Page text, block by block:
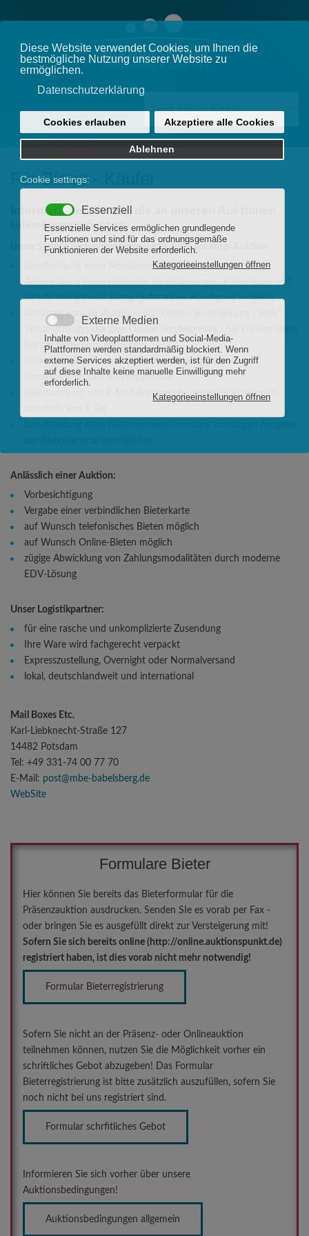
Für Bieter - Käufer
Informationen für alle, die an unseren Auktionen
teilnehmen möchten
Unser Service für Interessenten und Käufer vor einer Auktion
Bereitstellung eines Newsletters mit Informationen und
Ankündigung bevorstehender Versteigerungen, kostenloser und
verpflichtungsfreier Bezug (jederzeitige Kündigung möglich)
Abhängig von der Auktion auch Online-Versteigerung ("stille"
live am Bildschirm mitbieten
Download des Auktionskataloges. Abhängig von der
Versteigerung auch als Printprodukt
Beantwortung von E-Mail Anfragen zu einzelnen Positionen
Anlässlich einer Auktion:
Vorbesichtigung
Vergabe einer verbindlichen Bieterkarte
auf Wunsch telefonisches Bieten möglich
auf Wunsch Online-Bieten möglich
zügige Abwicklung von Zahlungsmodalitäten durch moderne
EDV-Lösung
Unser Logistikpartner:
für eine rasche und unkomplizierte Zusendung
Ihre Ware wird fachgerecht verpackt
Expresszustellung, Overnight oder Normalversand
lokal, deutschlandweit und international
Mail Boxes Etc.
Karl-Liebknecht-Straße 127
14482 Potsdam
Tel: +49 331-74 00 77 70
E-Mail: post@mbe-babelsberg.de
WebSite
Formulare Bieter
Hier können Sie bereits das Bieterformular für die
Präsenzauktion ausdrucken. Senden SIe es vorab per Fax -
oder bringen Sie es ausgefüllt direkt zur Versteigerung mit!
Sofern Sie sich bereits online (http://online.auktionspunkt.de)
registriert haben, ist dies vorab nicht mehr notwendig!
Formular Bieterregistrierung
Sofern Sie nicht an der Präsenz- oder Onlineauktion
teilnehmen können, nutzen Sie die Möglichkeit vorher ein
schriftliches Gebot abzugeben! Das Formular
Bieterregistrierung ist bitte zusätzlich auszufüllen, sofern Sie
noch nicht bei uns registriert sind.
Formular schrfitliches Gebot
Informieren Sie sich vorher über unsere
Auktionsbedingungen!
Auktionsbedingungen allgemein